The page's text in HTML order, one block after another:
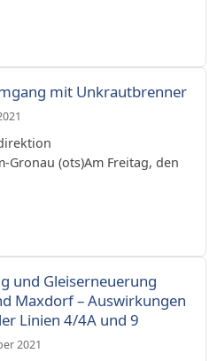
mit Unkrautbrenner
Gronau (ots)Am Freitag, den
und Gleiserneuerung
Maxdorf – Auswirkungen
Linien 4/4A und 9
2021